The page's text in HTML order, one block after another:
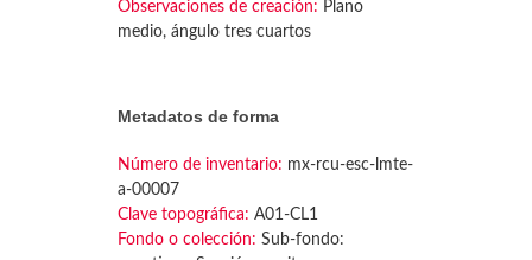
Observaciones de creación: Plano
medio, ángulo tres cuartos
Metadatos de forma
Número de inventario: mx-rcu-esc-lmte-
a-00007
Clave topográfica: A01-CL1
Fondo o colección: Sub-fondo: